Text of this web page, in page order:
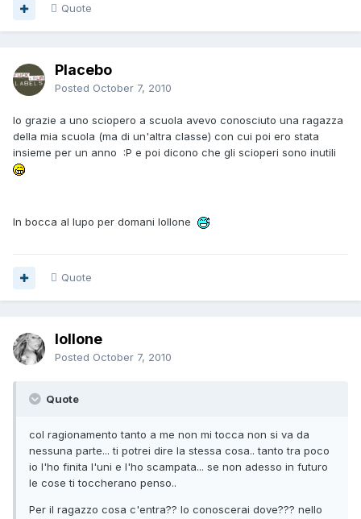
Quote
Placebo
Posted October 7, 2010
Io grazie a uno sciopero a scuola avevo conosciuto una ragazza
della mia scuola (ma di un'altra classe) con cui poi ero stata
insieme per un anno :P e poi dicono che gli scioperi sono inutili
In bocca al lupo per domani lollone
Quote
lollone
Posted October 7, 2010
Quote
col ragionamento tanto a me non mi tocca non si va da
nessuna parte... ti potrei dire la stessa cosa.. tanto tra poco
io l'ho finita l'uni e l'ho scampata... se non adesso in futuro
le cose ti toccherano penso..
Per il ragazzo cosa c'entra?? lo conoscerai dove??? nello